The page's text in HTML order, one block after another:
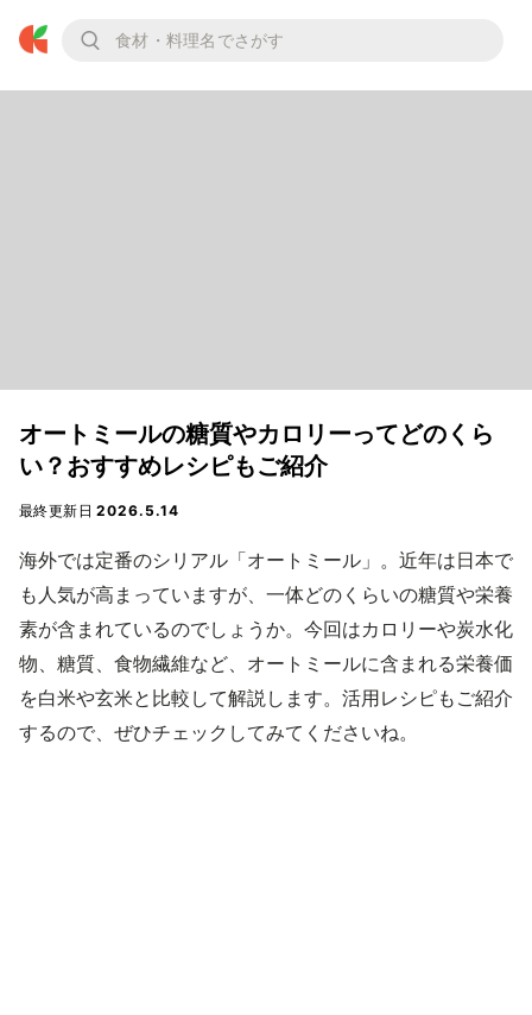
オートミールの糖質やカロリーってどのくら
い？おすすめレシピもご紹介
最終更新日2026.5.14
海外では定番のシリアル「オートミール」。近年は日本で
も人気が高まっていますが、一体どのくらいの糖質や栄養
素が含まれているのでしょうか。今回はカロリーや炭水化
物、糖質、食物繊維など、オートミールに含まれる栄養価
を白米や玄米と比較して解説します。活用レシピもご紹介
するので、ぜひチェックしてみてくださいね。